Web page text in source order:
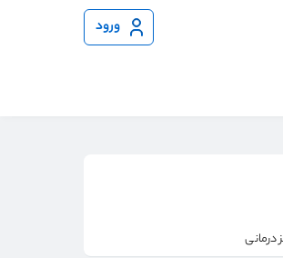
ورود
درمانی